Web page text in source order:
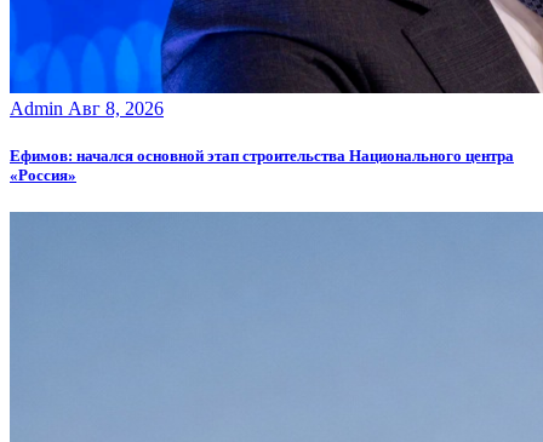
Admin Авг 8, 2026
Ефимов: начался основной этап строительства Национального центра
«Россия»